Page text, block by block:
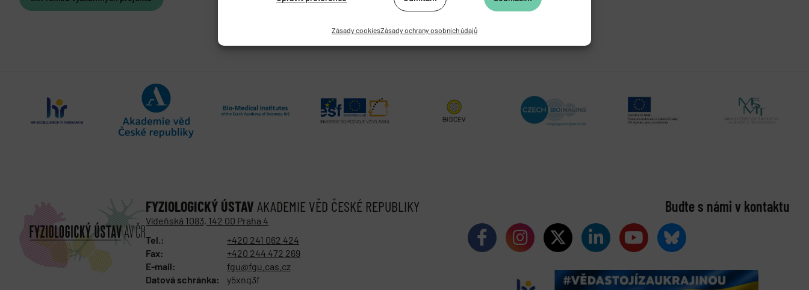
Zásady cookiesZásady ochrany osobních údajů
FYZIOLOGICKÝ ÚSTAV AKADEMIE VĚD ČESKÉ REPUBLIKY
Vídeňská 1083, 142 00 Praha 4
Tel.:
+420 241 062 424
Fax:
+420 244 472 269
E-mail:
fgu@fgu.cas.cz
Datová schránka:
y5xnq3f
Buďte s námi v kontaktu